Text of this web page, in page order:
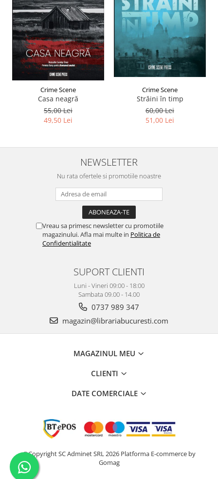
Crime Scene
Casa neagră
55,00 Lei
49,50 Lei
Crime Scene
Străini în timp
60,00 Lei
51,00 Lei
NEWSLETTER
Nu rata ofertele si promotiile noastre
Vreau sa primesc newsletter cu promotiile
magazinului. Afla mai multe in Politica de
Confidentialitate
SUPORT CLIENTI
Luni - Vineri 09:00 - 18:00
Sambata 09.00 - 14.00
0737 989 347
magazin@librariabucuresti.com
MAGAZINUL MEU
CLIENTI
DATE COMERCIALE
©Copyright SC Adminet SRL 2026 Platforma E-commerce by
Gomag